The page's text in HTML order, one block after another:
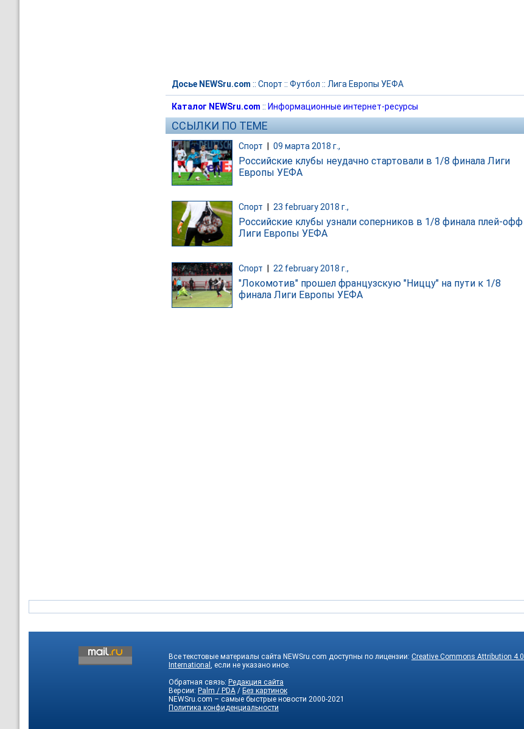
Досье NEWSru.com :: Спорт :: Футбол :: Лига Европы УЕФА
Каталог NEWSru.com :: Информационные интернет-ресурсы
ССЫЛКИ ПО ТЕМЕ
Спорт 09 марта 2018 г.,
Российские клубы неудачно стартовали в 1/8 финала Лиги
Европы УЕФА
Спорт 23 february 2018 г.,
Российские клубы узнали соперников в 1/8 финала плей-офф
Лиги Европы УЕФА
Спорт | 22 february 2018 г.,
"Локомотив" прошел французскую "Ниццу" на пути к 1/8
финала Лиги Европы УЕФА
Все текстовые материалы сайта NEWSru.com доступны по лицензии: Creative Commons Attribution 4.0
International
, если не указано иное.
Обратная связь: Редакция сайта
Версии: Palm / PDA / Без картинок
NEWSru.com – самые быстрые новости 2000-2021
Политика конфиденциальности